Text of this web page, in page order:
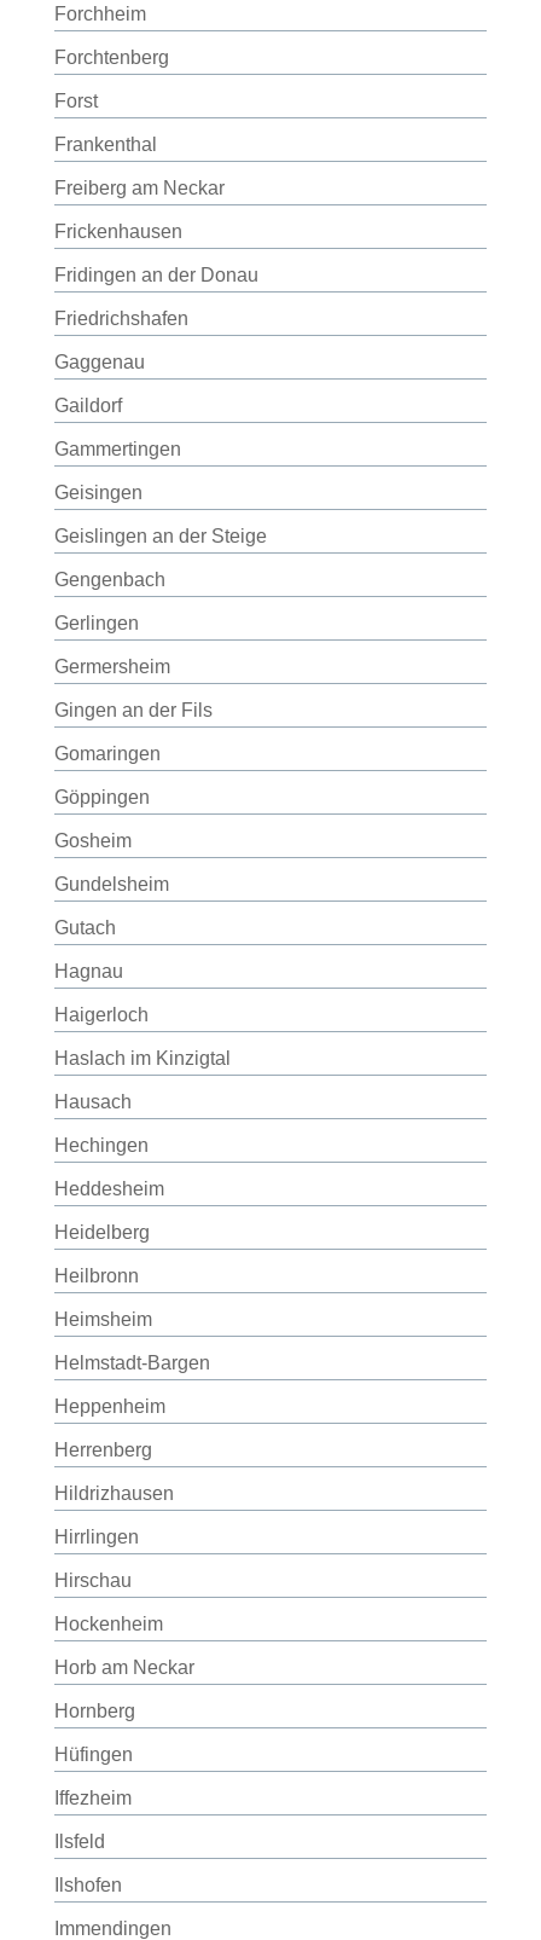
Forchheim
Forchtenberg
Forst
Frankenthal
Freiberg am Neckar
Frickenhausen
Fridingen an der Donau
Friedrichshafen
Gaggenau
Gaildorf
Gammertingen
Geisingen
Geislingen an der Steige
Gengenbach
Gerlingen
Germersheim
Gingen an der Fils
Gomaringen
Göppingen
Gosheim
Gundelsheim
Gutach
Hagnau
Haigerloch
Haslach im Kinzigtal
Hausach
Hechingen
Heddesheim
Heidelberg
Heilbronn
Heimsheim
Helmstadt-Bargen
Heppenheim
Herrenberg
Hildrizhausen
Hirrlingen
Hirschau
Hockenheim
Horb am Neckar
Hornberg
Hüfingen
Iffezheim
Ilsfeld
Ilshofen
Immendingen